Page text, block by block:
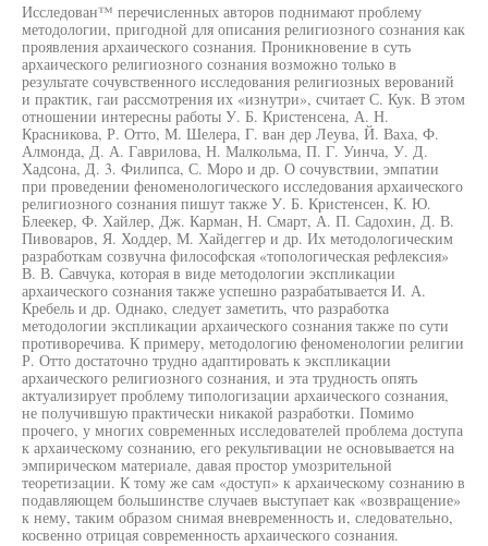
Исследован™ перечисленных авторов поднимают проблему
методологии, пригодной для описания религиозного сознания как
проявления архаического сознания. Проникновение в суть
архаического религиозного сознания возможно только в
результате сочувственного исследования религиозных верований
и практик, гаи рассмотрения их «изнутри», считает С. Кук. В этом
отношении интересны работы У. Б. Кристенсена, А. Н.
Красникова, Р. Отто, М. Шелера, Г. ван дер Леува, Й. Ваха, Ф.
Алмонда, Д. А. Гаврилова, Н. Малкольма, П. Г. Уинча, У. Д.
Хадсона, Д. 3. Филипса, С. Моро и др. О сочувствии, эмпатии
при проведении феноменологического исследования архаического
религиозного сознания пишут также У. Б. Кристенсен, К. Ю.
Блеекер, Ф. Хайлер, Дж. Карман, Н. Смарт, А. П. Садохин, Д. В.
Пивоваров, Я. Ходдер, М. Хайдеггер и др. Их методологическим
разработкам созвучна философская «топологическая рефлексия»
В. В. Савчука, которая в виде методологии экспликации
архаического сознания также успешно разрабатывается И. А.
Кребель и др. Однако, следует заметить, что разработка
методологии экспликации архаического сознания также по сути
противоречива. К примеру, методологию феноменологии религии
Р. Отто достаточно трудно адаптировать к экспликации
архаического религиозного сознания, и эта трудность опять
актуализирует проблему типологизации архаического сознания,
не получившую практически никакой разработки. Помимо
прочего, у многих современных исследователей проблема доступа
к архаическому сознанию, его рекультивации не основывается на
эмпирическом материале, давая простор умозрительной
теоретизации. К тому же сам «доступ» к архаическому сознанию в
подавляющем большинстве случаев выступает как «возвращение»
к нему, таким образом снимая вневременность и, следовательно,
косвенно отрицая современность архаического сознания.